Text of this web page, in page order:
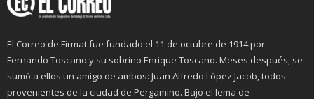
El Correo de Firmat fue fundado el 11 de octubre de 1914 por
Fernando Toscano y su sobrino Enrique Toscano. Meses después, se
sumó a ellos un amigo de ambos: Juan Alfredo López Jacob, todos
provenientes de la ciudad de Pergamino. Bajo el lema de